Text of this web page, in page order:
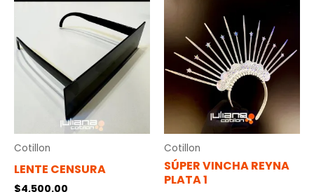
Cotillon
LENTE CENSURA
$4,500.00
Cotillon
SÚPER VINCHA REYNA
PLATA 1